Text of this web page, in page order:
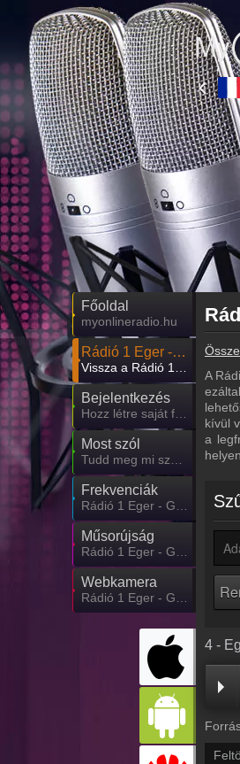
Főoldal
myonlineradio.hu
Rádió 1 Eger - Gyöngyös - Hatvan
Vissza a Rádió 1 Eger - Gyöngyös - Hatvan oldalára
Bejelentkezés
Hozz létre saját fiókot!
Most szól
Tudd meg mi szólt eddig
Frekvenciák
Rádió 1 Eger - Gyöngyös - Hatvan frekvencia
Műsorújság
Rádió 1 Eger - Gyöngyös - Hatvan műsorai
Webkamera
Rádió 1 Eger - Gyöngyös - Hatvan webkamera, élőkép
A
kívül
a
4 -